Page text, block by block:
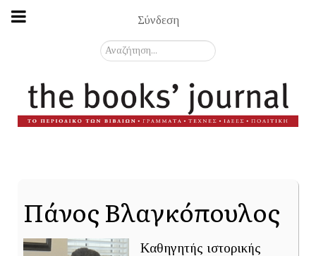
Σύνδεση
Αναζήτηση...
Πάνος Βλαγκόπουλος
Καθηγητής ιστορικής